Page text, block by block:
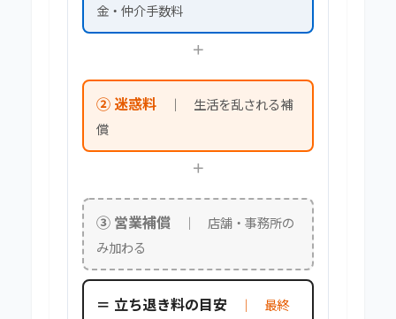
金・仲介手数料
＋
② 迷惑料 ｜ 生活を乱される補
償
＋
③ 営業補償 ｜ 店舗・事務所の
み加わる
＝ 立ち退き料の目安 ｜ 最終